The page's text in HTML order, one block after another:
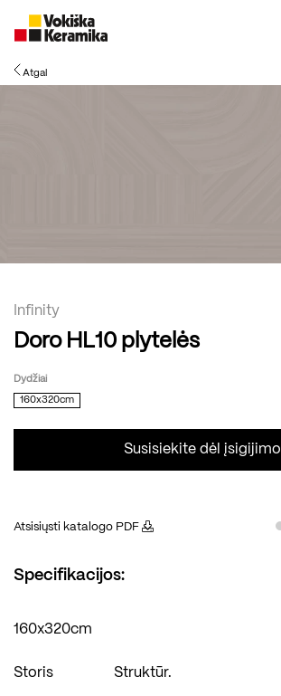
Atgal
Infinity
Doro HL10 plytelės
Dydžiai
160x320cm
Susisiekite dėl įsigijimo
Atsisiųsti katalogo PDF
Specifikacijos:
160x320cm
Storis Struktūr.
Meniu
Plytelės